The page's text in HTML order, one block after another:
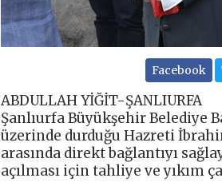
Facebook
ABDULLAH YİĞİT-ŞANLIURFA
Şanlıurfa Büyükşehir Belediye
üzerinde durduğu Hazreti
arasında direkt bağlantıyı
açılması için tahliye ve yıkım